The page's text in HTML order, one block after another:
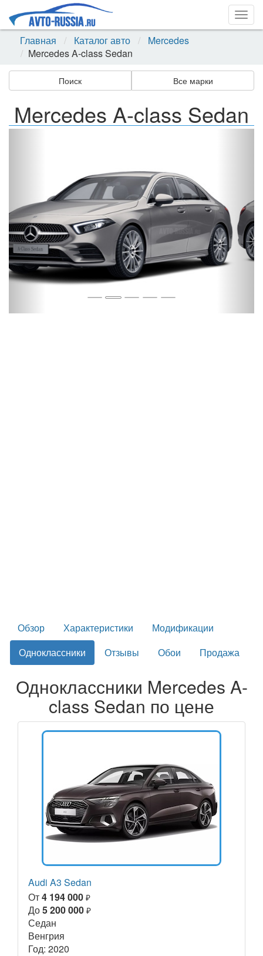
Главная
Каталог авто
Mercedes
Mercedes A-class Sedan
Поиск Все марки
Mercedes A-class Sedan
Обзор Характеристики
Модификации
Одноклассники
Отзывы Обои Продажа
Одноклассники Mercedes A-
class Sedan по цене
Audi A3 Sedan
От4 194 000 ₽
До5 200 000 ₽
Седан
Венгрия
Год: 2020